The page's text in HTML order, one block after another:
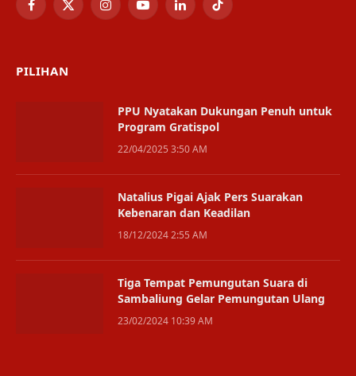
Facebook
X
InstagramYouTubeLinkedInTikTok
PILIHAN
PPU Nyatakan Dukungan Penuh untuk
Program Gratispol
22/04/2025 3:50 AM
Natalius Pigai Ajak Pers Suarakan
Kebenaran dan Keadilan
18/12/2024 2:55 AM
Tiga Tempat Pemungutan Suara di
Sambaliung Gelar Pemungutan Ulang
23/02/2024 10:39 AM